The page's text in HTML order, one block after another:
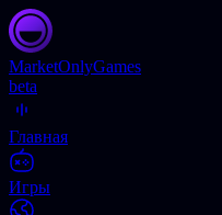
MarketOnlyGames
beta
Главная
Игры